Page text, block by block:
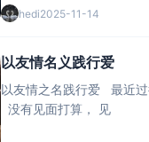
hedi2025-11-14
以友情名义践行爱
以友情之名践行爱 最近过得怎么样？ 盛夏的独家计划。 还是那一个人吗？ 来来去去哪一个？ 专一的、 散漫的、 还是她？ 骄横的、 无理的、 还是她？
没有见面打算， 见